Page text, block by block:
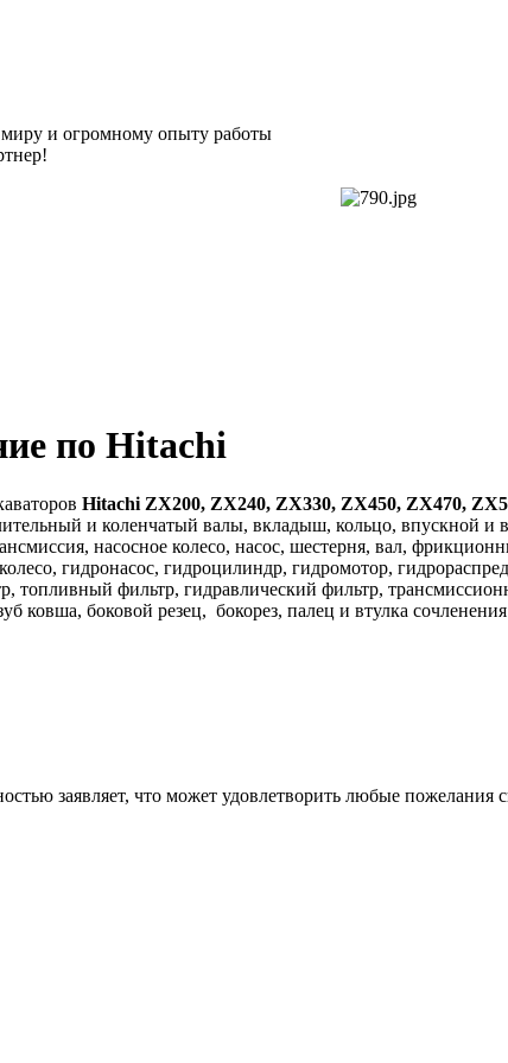
и огромному опыту работы
по Hitachi
Hitachi ZX200, ZX240, ZX330, ZX450, ZX470,
и коленчатый валы, вкладыш, кольцо, впускной
насосное колесо, насос, шестерня, вал,
гидронасос, гидроцилиндр, гидромотор,
топливный фильтр, гидравлический фильтр,
ковша, боковой резец, бокорез, палец и втулка
заявляет, что может удовлетворить любые пожелания